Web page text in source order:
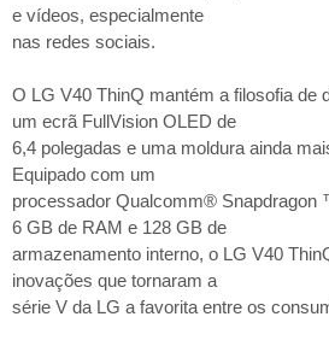
e vídeos, especialmente
nas redes sociais.
O LG V40 ThinQ mantém a filosofia de
um ecrã FullVision OLED de
6,4 polegadas e uma moldura ainda
Equipado com um
processador Qualcomm® Snapdragon
6 GB de RAM e 128 GB de
armazenamento interno, o LG V40
inovações que tornaram a
série V da LG a favorita entre os